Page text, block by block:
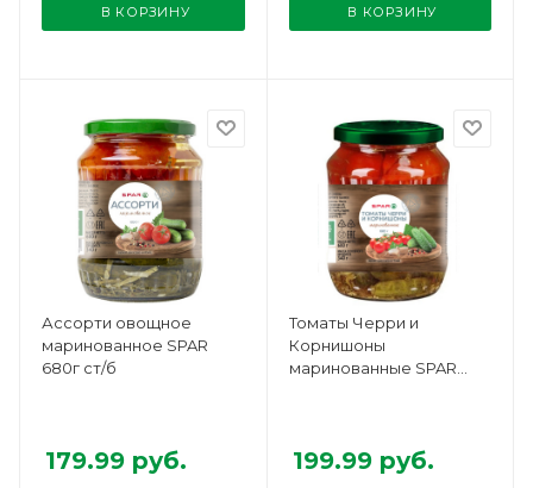
В КОРЗИНУ В КОРЗИНУ
Ассорти овощное
маринованное SPAR
680г ст/б
179.99 руб.
Томаты Черри и
Корнишоны
маринованные SPAR
199.99руб.